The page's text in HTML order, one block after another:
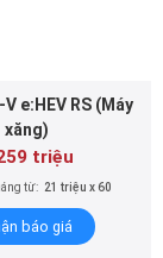
e:HEV RS (Máy
xăng)
triệu
từ: 21 triệu x 60
báo giá